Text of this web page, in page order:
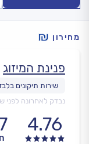
מחירון
פנינת המיזוג
נבדק לאחרונה לפני
4.76